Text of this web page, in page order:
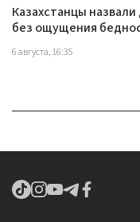
Казахстанцы
без ощущения
6 августа, 16:35